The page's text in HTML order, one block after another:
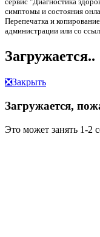
симптомы и состояния
Перепечатка и
администрации или со
Загружается..
❎Закрыть
Загружается,
Это может занять 1-2